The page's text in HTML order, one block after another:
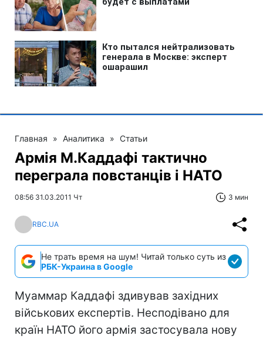
Главная » Аналитика » Статьи
Армія М.Каддафі тактично
переграла повстанців і НАТО
08:56 31.03.2011 Чт 3 мин
RBC.UA
Не трать время на шум! Читай только суть из
РБК-Украина в Google
Муаммар Каддафі здивував західних
військових експертів. Несподівано для
країн НАТО його армія застосувала нову